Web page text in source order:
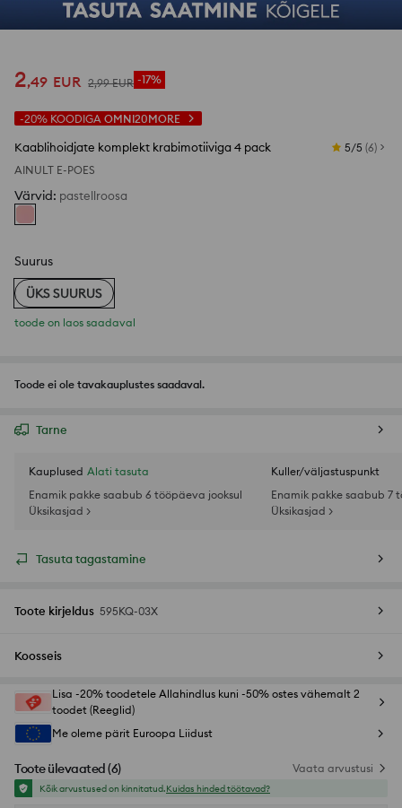
2,49 EUR 2,99 EUR -17%
-20% KOODIGA OMNI20MORE
Kaablihoidjate komplekt krabimotiiviga 4 pack 5/5 (6)
AINULT E-POES
Värvid: pastellroosa
Suurus
ÜKS SUURUS
toode on laos saadaval
Toode ei ole tavakauplustes saadaval.
Tarne
Kauplused Alati tasuta
Enamik pakke saabub 6 tööpäeva jooksul
Üksikasjad >
Kuller/väljastuspunkt
Enamik pakke saabub 7
Üksikasjad >
Tasuta tagastamine
Toote kirjeldus 595KQ-03X
Koosseis
Lisa -20% toodetele Allahindlus kuni -50% ostes vähemalt 2
toodet (Reeglid)
Me oleme pärit Euroopa Liidust
Toote ülevaated (6) Vaata arvustusi
Kõik arvustused on kinnitatud.Kuidas hinded töötavad?